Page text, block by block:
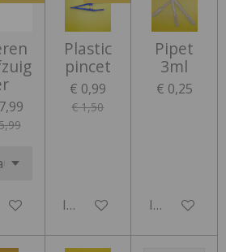
Plastic
pincet
€ 0,99
€ 1,50
In winkelwagen
Pipet
3ml
€ 0,25
In